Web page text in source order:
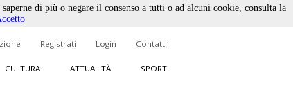
Registrati Login Contatti
CULTURA ATTUALITÀ SPORT
di più o negare il consenso a tutti o ad alcuni cookie, consulta la